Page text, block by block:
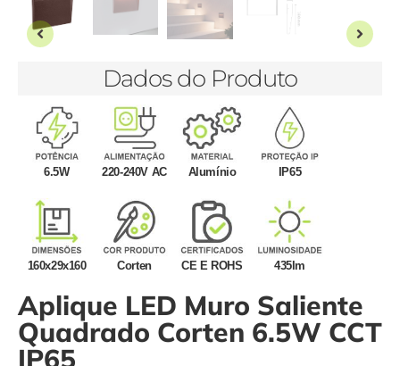
Dados do Produto
6.5W 220-240V AC Alumínio IP65
160x29x160 Corten CE E ROHS 435lm
Aplique LED Muro Saliente
Quadrado Corten 6.5W CCT